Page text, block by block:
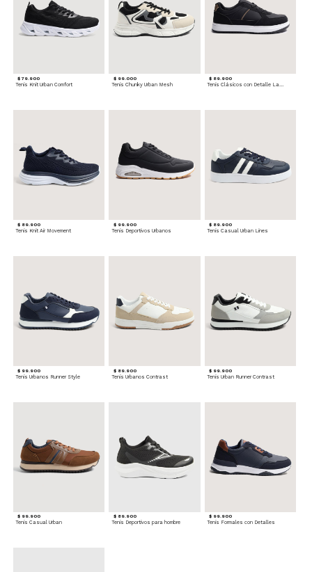
$ 79.900
Tenis Knit Urban Comfort
$ 99.000
Tenis Chunky Urban Mesh
$ 89.900
Tenis Clásicos con Detalle Lateral
$ 89.900
Tenis Knit Air Movement
$ 99.900
Tenis Deportivos Urbanos
$ 89.900
Tenis Casual Urban Lines
$ 99.900
Tenis Urbanos Runner Style
$ 89.900
Tenis Urbanos Contrast
$ 99.900
Tenis Urban Runner Contrast
$ 99.900
Tenis Casual Urban
$ 89.900
Tenis Deportivos para hombre
$ 99.900
Tenis Formales con Detalles